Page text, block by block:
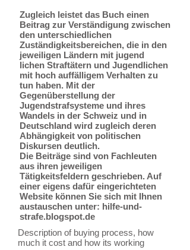
Zugleich leistet das Buch einen
Beitrag zur Verständigung zwischen
den unterschiedlichen
Zuständigkeitsbereichen, die in den
jeweiligen Ländern mit jugend
lichen Straftätern und Jugendlichen
mit hoch auffälligem Verhalten zu
tun haben. Mit der
Gegenüberstellung der
Jugendstrafsysteme und ihres
Wandels in der Schweiz und in
Deutschland wird zugleich deren
Abhängigkeit von politischen
Diskursen deutlich.
Die Beiträge sind von Fachleuten
aus ihren jeweiligen
Tätigkeitsfeldern geschrieben. Auf
einer eigens dafür eingerichteten
Website können Sie sich mit Ihnen
austauschen unter: hilfe-und-
strafe.blogspot.de
Description of buying process, how
much it cost and how its working